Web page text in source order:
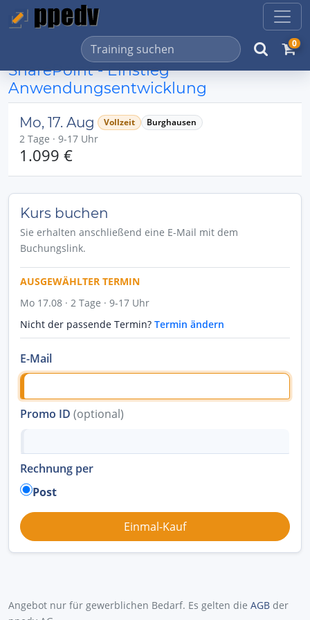
0
SharePoint - Einstieg
Anwendungsentwicklung
Mo, 17. Aug Vollzeit Burghausen
2 Tage · 9-17 Uhr
1.099 €
Kurs buchen
Sie erhalten anschließend eine E-Mail mit dem
Buchungslink.
AUSGEWÄHLTER TERMIN
Mo 17.08 · 2 Tage · 9-17 Uhr
Nicht der passende Termin? Termin ändern
E-Mail
Promo ID (optional)
Rechnung per
Post
Angebot nur für gewerblichen Bedarf. Es gelten die AGB der